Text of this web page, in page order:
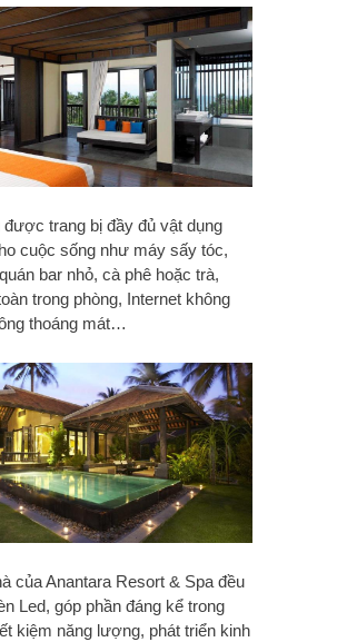
được trang bị đầy đủ vật dụng
cuộc sống như máy sấy tóc,
bar nhỏ, cà phê hoặc trà,
trong phòng, Internet không
thoáng mát…
của Anantara Resort & Spa đều
Led, góp phần đáng kể trong
kiệm năng lượng, phát triển kinh